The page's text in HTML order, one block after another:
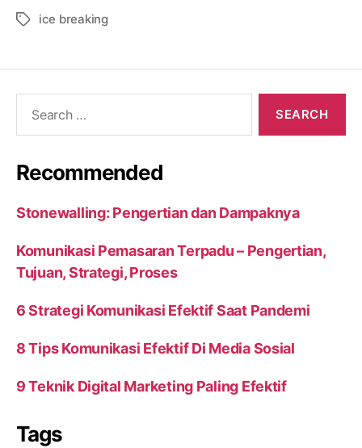
Tagsice breaking
Recommended
Stonewalling: Pengertian dan Dampaknya
Komunikasi Pemasaran Terpadu – Pengertian,
Tujuan, Strategi, Proses
6 Strategi Komunikasi Efektif Saat Pandemi
8 Tips Komunikasi Efektif Di Media Sosial
9 Teknik Digital Marketing Paling Efektif
Tags